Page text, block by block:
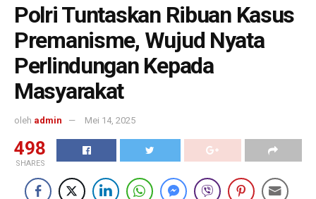
Polri Tuntaskan Ribuan Kasus
Premanisme, Wujud Nyata
Perlindungan Kepada
Masyarakat
oleh admin Mei 14, 2025
498
SHARES